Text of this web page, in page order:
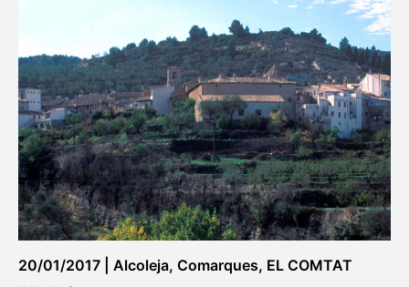
20/01/2017 Alcoleja, Comarques, EL COMTAT